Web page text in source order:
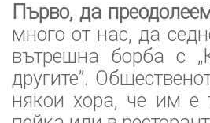
Първо, да
много от нас, да
вътрешна борба с
другите”.
някои хора, че им е